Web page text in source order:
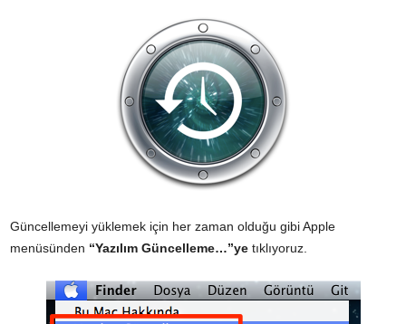
Güncellemeyi yüklemek için her zaman olduğu gibi Apple
menüsünden “Yazılım Güncelleme…”ye tıklıyoruz.